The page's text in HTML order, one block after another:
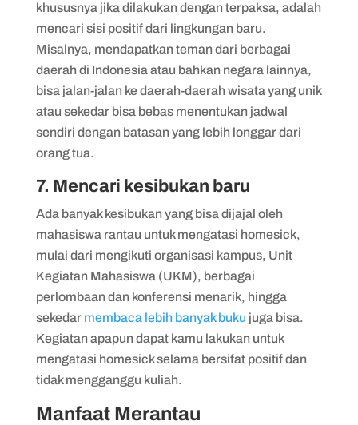
khususnya jika dilakukan dengan terpaksa, adalah
mencari sisi positif dari lingkungan baru.
Misalnya, mendapatkan teman dari berbagai
daerah di Indonesia atau bahkan negara lainnya,
bisa jalan-jalan ke daerah-daerah wisata yang unik
atau sekedar bisa bebas menentukan jadwal
sendiri dengan batasan yang lebih longgar dari
orang tua.
7. Mencari kesibukan baru
Ada banyak kesibukan yang bisa dijajal oleh
mahasiswa rantau untuk mengatasi homesick,
mulai dari mengikuti organisasi kampus, Unit
Kegiatan Mahasiswa (UKM), berbagai
perlombaan dan konferensi menarik, hingga
sekedar membaca lebih banyak buku juga bisa.
Kegiatan apapun dapat kamu lakukan untuk
mengatasi homesick selama bersifat positif dan
tidak mengganggu kuliah.
Manfaat Merantau